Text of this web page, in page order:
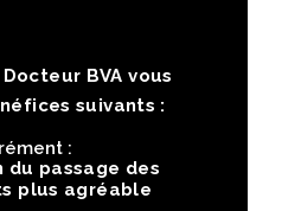
BVA vous
suivants :
:
du passage des
plus agréable